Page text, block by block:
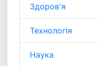
Здоров'я
Технологія
Наука